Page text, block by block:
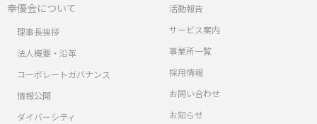
奉優会について
理事長挨拶
法人概要・沿革
コーポレートガバナンス
情報公開
ダイバーシティ
活動報告
サービス案内
事業所一覧
採用情報
お問い合わせ
お知らせ